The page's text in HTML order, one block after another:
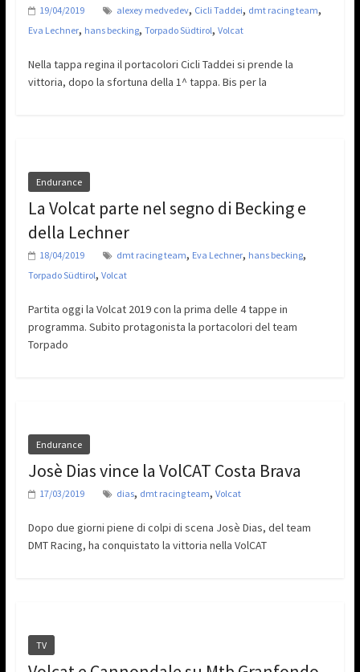
19/04/2019 alexey medvedev, Cicli Taddei, dmt racing team,
Eva Lechner, hans becking, Torpado Südtirol, Volcat
Nella tappa regina il portacolori Cicli Taddei si prende la
vittoria, dopo la sfortuna della 1^ tappa. Bis per la
Endurance
La Volcat parte nel segno di Becking e
della Lechner
18/04/2019 dmt racing team, Eva Lechner, hans becking,
Torpado Südtirol, Volcat
Partita oggi la Volcat 2019 con la prima delle 4 tappe in
programma. Subito protagonista la portacolori del team
Torpado
Endurance
Josè Dias vince la VolCAT Costa Brava
17/03/2019 dias, dmt racing team, Volcat
Dopo due giorni piene di colpi di scena Josè Dias, del team
DMT Racing, ha conquistato la vittoria nella VolCAT
TV